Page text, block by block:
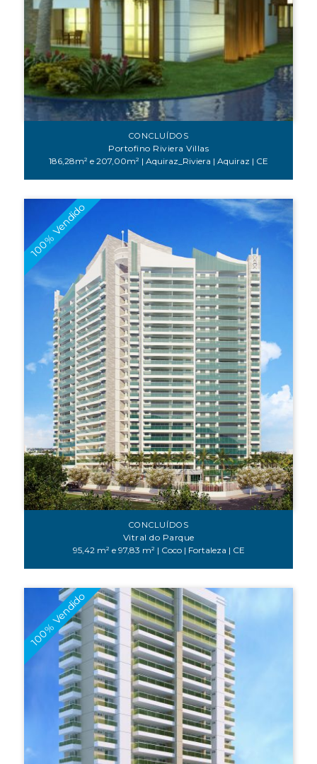
CONCLUÍDOS
Portofino Riviera Villas
186,28m² e 207,00m² | Aquiraz_Riviera | Aquiraz | CE
100% Vendido
CONCLUÍDOS
Vitral do Parque
95,42 m² e 97,83 m² | Coco | Fortaleza | CE
100% Vendido